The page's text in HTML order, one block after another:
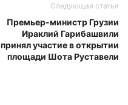
Следующая статья
Премьер-министр Грузии
Ираклий Гарибашвили
принял участие в открытии
площади Шота Руставели